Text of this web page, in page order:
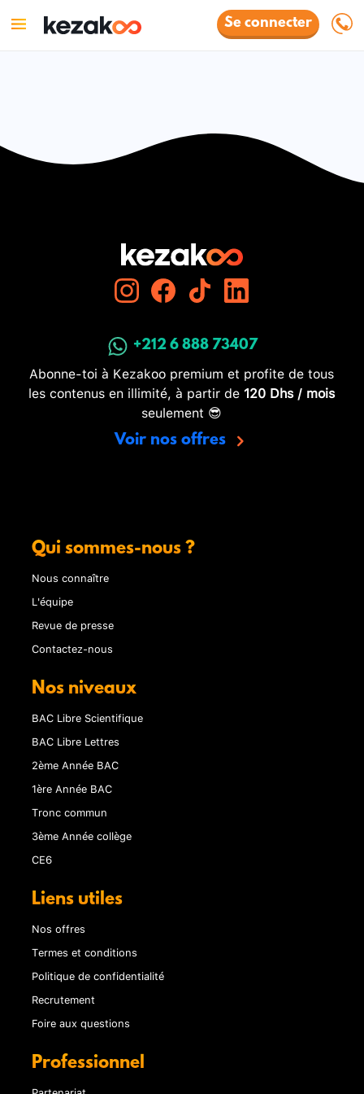
Se connecter
+212 6 888 73407
Abonne-toi à Kezakoo premium et profite de tous
les contenus en illimité, à partir de 120 Dhs / mois
seulement 😎
Voir nos offres
Qui sommes-nous ?
Nous connaître
L'équipe
Revue de presse
Contactez-nous
Nos niveaux
BAC Libre Scientifique
BAC Libre Lettres
2ème Année BAC
1ère Année BAC
Tronc commun
3ème Année collège
CE6
Liens utiles
Nos offres
Termes et conditions
Politique de confidentialité
Recrutement
Foire aux questions
Professionnel